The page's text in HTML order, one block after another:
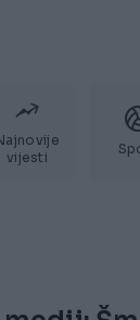
vijesti